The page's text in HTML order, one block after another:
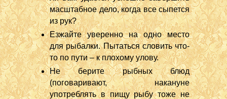
масштабное дело, когда все сыпется
из рук?
Езжайте уверенно на одно место
для рыбалки. Пытаться словить что-
то по пути – к плохому улову.
Не берите рыбных блюд
(поговаривают, накануне
употреблять в пищу рыбу тоже не